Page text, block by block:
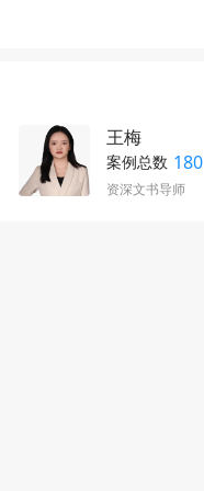
王梅
案例总数 180
资深文书导师